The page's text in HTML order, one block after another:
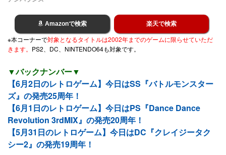
Amazonで検索 楽天で検索
※本コーナーで対象となるタイトルは2002年までのゲームに限らせていただ
きます。 PS2、DC、NINTENDO64も対象です。
▼バックナンバー▼
【6月2日のレトロゲーム】今日はSS『バトルモンスター
ズ』の発売25周年！
【6月1日のレトロゲーム】今日はPS『Dance Dance
Revolution 3rdMIX』の発売20周年！
【5月31日のレトロゲーム】今日はDC『クレイジータク
シー2』の発売19周年！